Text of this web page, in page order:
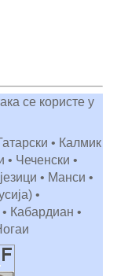
се користе у
• Калмик
• Чеченски •
• Манси •
•
• Кабардиан •